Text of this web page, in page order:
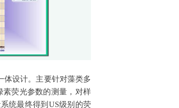
体设计。主要针对藻类多
荧光参数的测量，对样
统最终得到US级别的荧